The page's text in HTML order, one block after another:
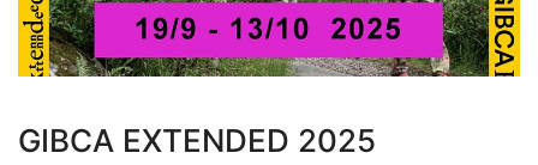
GIBCA EXTENDED 2025